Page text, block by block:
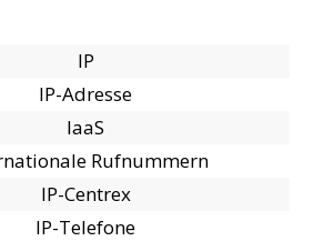
IP
IP-Adresse
IaaS
Rufnummern
IP-Centrex
IP-Telefone